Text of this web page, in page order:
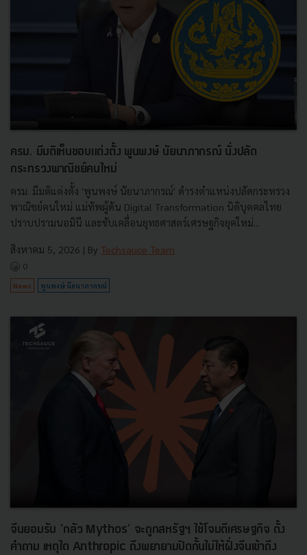
ครม. มีมติเห็นชอบแต่งตั้ง พูนพงษ์ นัยนาภากรณ์ นั่งปลัด
กระทรวงพาณิชย์คนใหม่
ครม. มีมติแต่งตั้ง 'พูนพงษ์ นัยนาภากรณ์' ดำรงตำแหน่งปลัดกระทรวง
พาณิชย์คนใหม่ แม่ทัพผู้ดัน Digital Transformation นิติบุคคลไทย
ปราบปรามนอมินี และขับเคลื่อนยุทธศาสตร์เศรษฐกิจยุคใหม่...
สิงหาคม 5, 2026 | By Techsauce Team
0
News พูนพงษ์ นัยนาภากรณ์
จีนยอมรับ ‘กลัว Mythos’ จะถูกสหรัฐฯ ใช้โจมตีเศรษฐกิจ ตั้ง
คำถาม เหตุใด Anthropic ถึงพยายามปิดกั้นไม่ให้ฝั่งจีนเข้าถึง